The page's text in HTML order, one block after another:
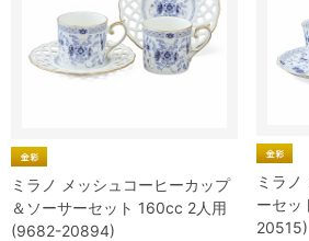
ミラノ メッシュコーヒーカップ
＆ソーサーセット 160cc 2人用
(9682-20894)
ミラノ
ーセ
20515)